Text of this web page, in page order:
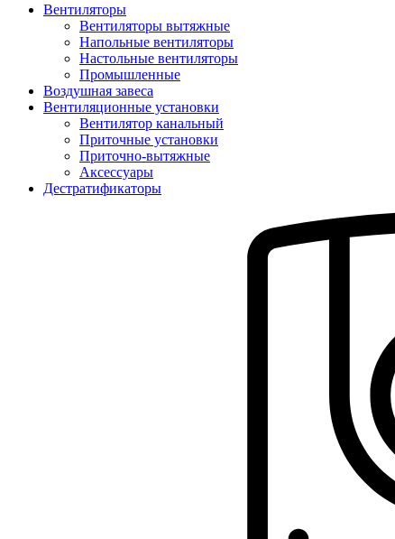
Вентиляторы
Вентиляторы вытяжные
Напольные вентиляторы
Настольные вентиляторы
Промышленные
Воздушная завеса
Вентиляционные установки
Вентилятор канальный
Приточные установки
Приточно-вытяжные
Аксессуары
Дестратификаторы